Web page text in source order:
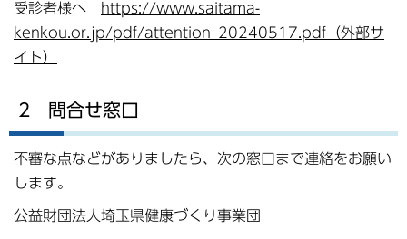
受診者様へ
https://www.saitama-
kenkou.or.jp/pdf/attention_20240517.pdf（外部サ
イト）
2 問合せ窓口
不審な点などがありましたら、次の窓口まで連絡をお願い
します。
公益財団法人埼玉県健康づくり事業団